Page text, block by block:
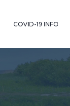
COVID-19 INFO